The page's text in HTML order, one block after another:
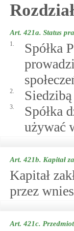
Art. 421a. Status
1.
Spółka
2.
3.
Spółka
używać
Art. 421b. Kapitał
Kapitał
przez
Art. 421c.